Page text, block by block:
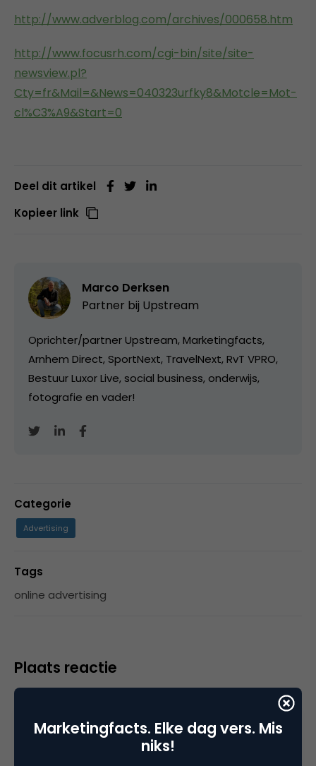
http://www.adverblog.com/archives/000658.htm
http://www.focusrh.com/cgi-bin/site/site-
newsview.pl?
Cty=fr&Mail=&News=040323urfky8&Motcle=Mot-
cl%C3%A9&Start=0
Deel dit artikel
Kopieer link
Marco Derksen
Partner bij Upstream
Oprichter/partner Upstream, Marketingfacts,
Arnhem Direct, SportNext, TravelNext, RvT VPRO,
Bestuur Luxor Live, social business, onderwijs,
fotografie en vader!
Categorie
Advertising
Tags
online advertising
Plaats reactie
plaatsen.
Marketingfacts. Elke dag vers. Mis
niks!